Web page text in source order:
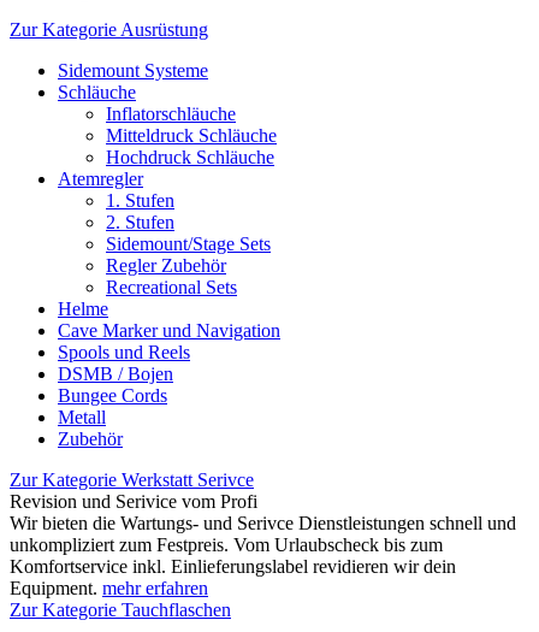
Zur Kategorie Ausrüstung
Sidemount Systeme
Schläuche
Inflatorschläuche
Mitteldruck Schläuche
Hochdruck Schläuche
Atemregler
1. Stufen
2. Stufen
Sidemount/Stage Sets
Regler Zubehör
Recreational Sets
Helme
Cave Marker und Navigation
Spools und Reels
DSMB / Bojen
Bungee Cords
Metall
Zubehör
Zur Kategorie Werkstatt Serivce
Revision und Serivice vom Profi
Wir bieten die Wartungs- und Serivce Dienstleistungen schnell und
unkompliziert zum Festpreis. Vom Urlaubscheck bis zum
Komfortservice inkl. Einlieferungslabel revidieren wir dein
Equipment. mehr erfahren
Zur Kategorie Tauchflaschen